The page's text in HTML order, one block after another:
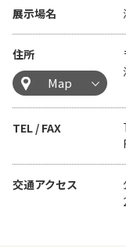
展示場名
住所
Map
TEL / FAX
交通アクセス